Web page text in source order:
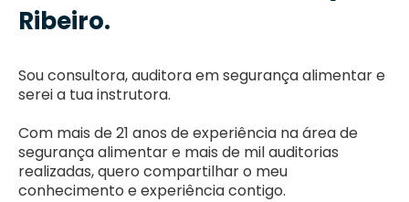
Ribeiro.
Sou consultora, auditora em segurança alimentar e
serei a tua instrutora.
Com mais de 21 anos de experiência na área de
segurança alimentar e mais de mil auditorias
realizadas, quero compartilhar o meu
conhecimento e experiência contigo.